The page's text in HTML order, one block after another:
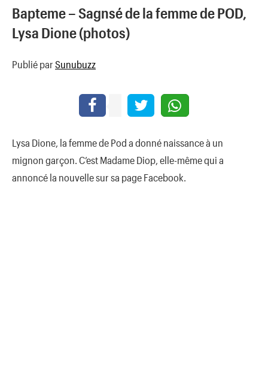
Bapteme – Sagnsé de la femme de POD,
Lysa Dione (photos)
Publié par Sunubuzz
Lysa Dione, la femme de Pod a donné naissance à un
mignon garçon. C’est Madame Diop, elle-même qui a
annoncé la nouvelle sur sa page Facebook.